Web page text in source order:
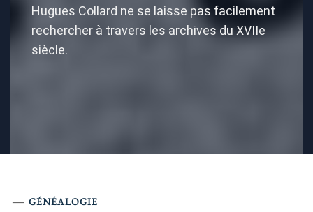
Hugues Collard ne se laisse pas facilement
rechercher à travers les archives du XVIIe
siècle.
GÉNÉALOGIE